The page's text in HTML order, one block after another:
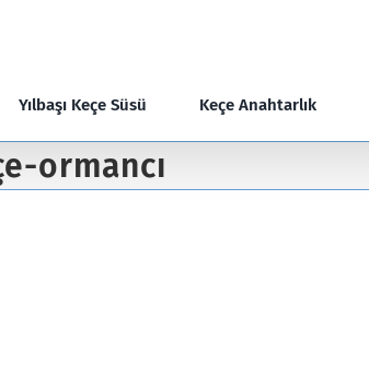
Yılbaşı Keçe Süsü Keçe Anahtarlık
ormancı